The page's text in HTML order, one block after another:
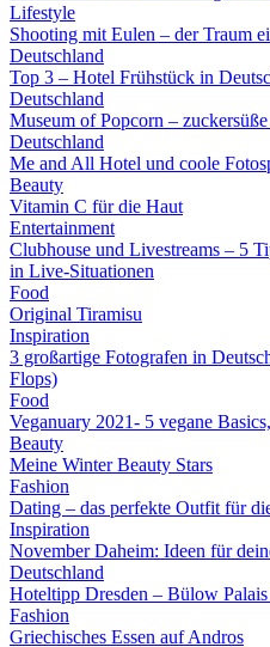
Lifestyle
Shooting mit Eulen – der Traum
Deutschland
Top 3 – Hotel Frühstück in
Deutschland
Museum of Popcorn –
Deutschland
Me and All Hotel und coole
Beauty
Vitamin C für die Haut
Entertainment
Clubhouse und Livestreams – 5
in Live-Situationen
Food
Original Tiramisu
Inspiration
3 großartige Fotografen in
Flops)
Food
Veganuary 2021- 5 vegane
Beauty
Meine Winter Beauty Stars
Fashion
Dating – das perfekte Outfit für
Inspiration
November Daheim: Ideen für
Deutschland
Hoteltipp Dresden – Bülow
Fashion
Griechisches Essen auf Andros